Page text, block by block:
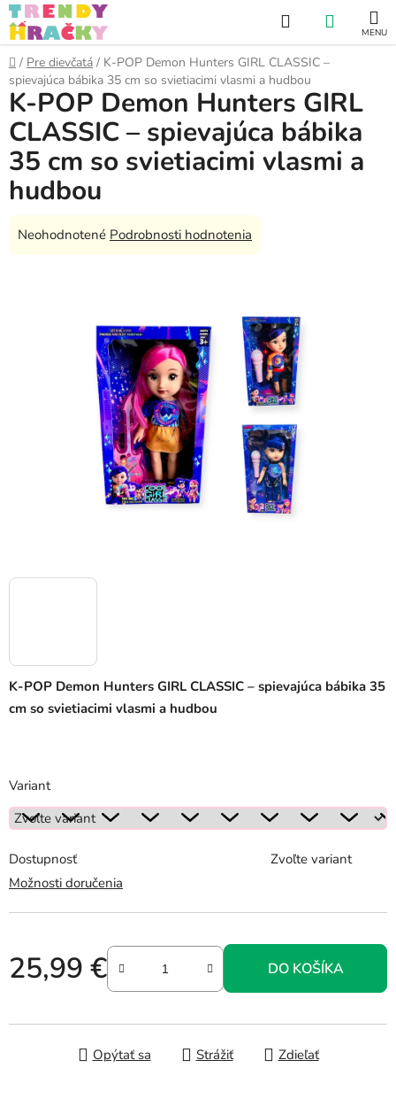
Prejsť
na
obsah
Hľadať
KOŠÍK
Domov
/ Pre dievčatá / K-POP Demon Hunters GIRL CLASSIC –
spievajúca bábika 35 cm so svietiacimi vlasmi a hudbou
K-POP Demon Hunters GIRL CLASSIC – spievajúca bábika 35
cm so svietiacimi vlasmi a hudbou
Variant
Dostupnosť
Zvoľte variant
Možnosti doručenia
25,99 €
Jednotková cena:
DO KOŠÍKA
Opýtať sa Strážiť Zdieľať
K-POP Demon Hunters GIRL
CLASSIC – spievajúca bábika
35 cm so svietiacimi vlasmi a
hudbou
Priemerné
Neohodnotené Podrobnosti hodnotenia